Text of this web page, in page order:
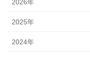
2026年
2025年
2024年